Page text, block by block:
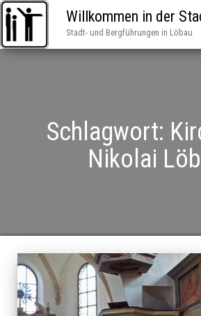
Willkommen in der
Stadt- und Bergführungen in Löbau
Schlagwort:
Nikolai